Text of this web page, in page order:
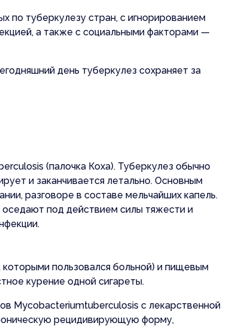
по туберкулезу стран, с игнорированием
а также с социальными факторами —
день туберкулез сохраняет за
(палочка Коха). Туберкулез обычно
и заканчивается летально. Основным
разговоре в составе мельчайших капель.
под действием силы тяжести и
пользовался больной) и пищевым
курение одной сигареты.
Mycobacteriumtuberculosis с лекарственной
рецидивирующую форму,